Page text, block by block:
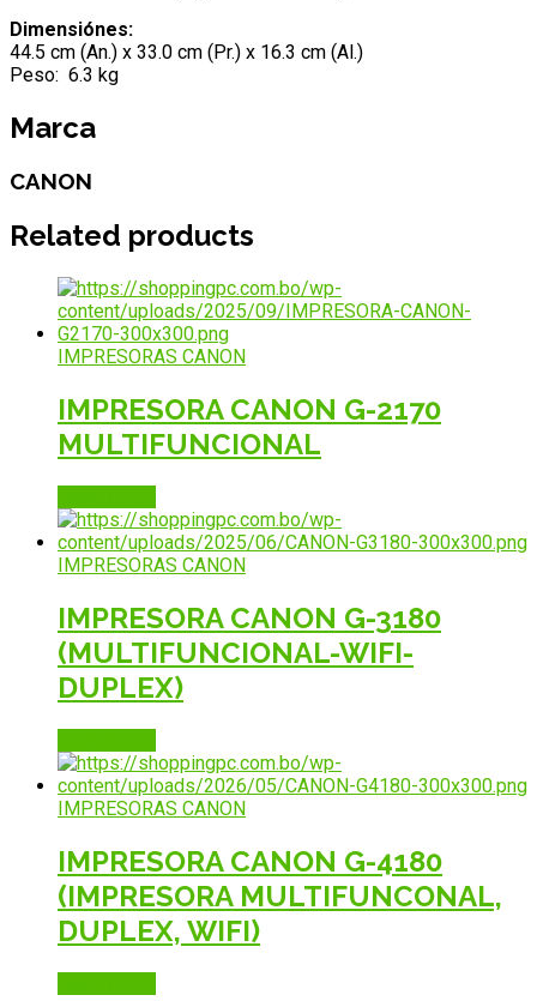
Dimensiónes:
44.5 cm (An.) x 33.0 cm (Pr.) x 16.3 cm (Al.)
Peso: 6.3 kg
Marca
CANON
Related products
IMPRESORAS CANON
IMPRESORA CANON G-2170
MULTIFUNCIONAL
IMPRESORAS CANON
IMPRESORA CANON G-3180
(MULTIFUNCIONAL-WIFI-
DUPLEX)
IMPRESORAS CANON
IMPRESORA CANON G-4180
(IMPRESORA MULTIFUNCONAL,
DUPLEX, WIFI)